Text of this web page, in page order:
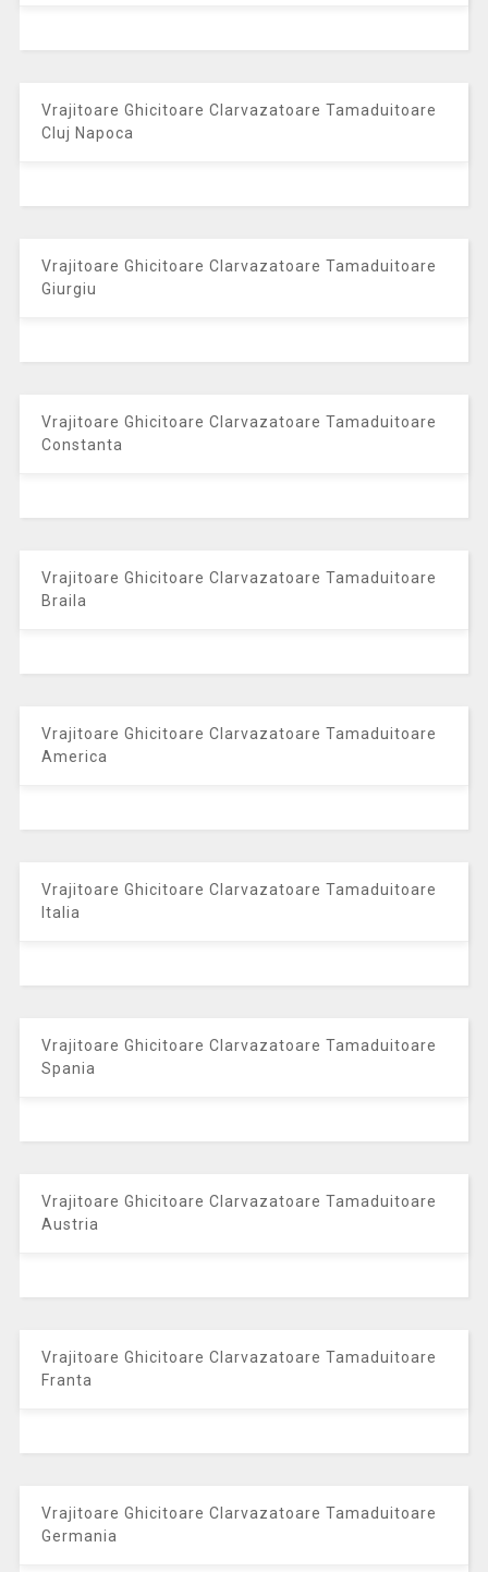
Vrajitoare Ghicitoare Clarvazatoare Tamaduitoare
Cluj Napoca
Vrajitoare Ghicitoare Clarvazatoare Tamaduitoare
Giurgiu
Vrajitoare Ghicitoare Clarvazatoare Tamaduitoare
Constanta
Vrajitoare Ghicitoare Clarvazatoare Tamaduitoare
Braila
Vrajitoare Ghicitoare Clarvazatoare Tamaduitoare
America
Vrajitoare Ghicitoare Clarvazatoare Tamaduitoare
Italia
Vrajitoare Ghicitoare Clarvazatoare Tamaduitoare
Spania
Vrajitoare Ghicitoare Clarvazatoare Tamaduitoare
Austria
Vrajitoare Ghicitoare Clarvazatoare Tamaduitoare
Franta
Vrajitoare Ghicitoare Clarvazatoare Tamaduitoare
Germania